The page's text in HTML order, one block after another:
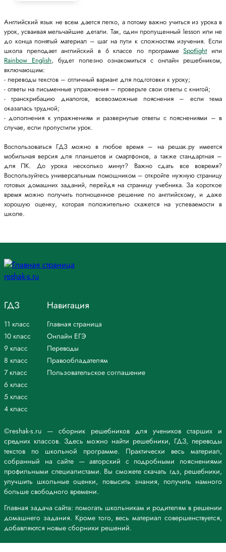
Английский язык не всем дается легко, а потому важно учиться из урока в
урок, усваивая мельчайшие детали. Так, один пропущенный lesson или не
до конца понятый материал – шаг на пути к сложностям изучения. Если
школа преподает английский в 6 классе по программеSpotlight или
Rainbow English, будет полезно ознакомиться с онлайн решебником,
включающим:
- переводы текстов – отличный вариант для подготовки к уроку;
- ответы на письменные упражнения – проверьте свои ответы с книгой;
- транскрибацию диалогов, всевозможные пояснения – если тема
оказалась трудной;
- дополнения к упражнениям и развернутые ответы с пояснениями – в
случае, если пропустили урок.
Воспользоваться ГДЗ можно в любое время – на решак.ру имеется
мобильная версия для планшетов и смартфонов, а также стандартная –
для ПК. До урока несколько минут? Важно сдать все вовремя?
Воспользуйтесь универсальным помощником – откройте нужную страницу
готовых домашних заданий, перейдя на страницу учебника. За короткое
время можно получить полноценное решение по английскому, и даже
хорошую оценку, которая положительно скажется на успеваемости в
школе.
©reshak-s.ru — сборник решебников для учеников старших и
средних классов. Здесь можно найти решебники, ГДЗ, переводы
текстов по школьной программе. Практически весь материал,
собранный на сайте — авторский с подробными пояснениями
профильными специалистами. Вы сможете скачать гдз, решебники,
улучшить школьные оценки, повысить знания, получить намного
больше свободного времени.
Главная задача сайта: помогать школьникам и родителям в решении
домашнего задания. Кроме того, весь материал совершенствуется,
добавляются новые сборники решений.
ГДЗ
11 класс
10 класс
9 класс
8 класс
7 класс
6 класс
5 класс
4 класс
Навигация
Главная страница
Онлайн ЕГЭ
Переводы
Правообладателям
Пользовательское соглашение